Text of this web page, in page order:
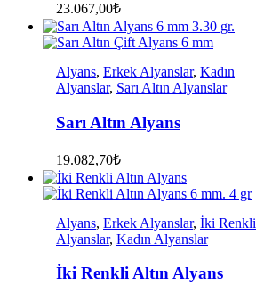
23.067,00₺
Alyans, Erkek Alyanslar, Kadın
Alyanslar, Sarı Altın Alyanslar
Sarı Altın Alyans
19.082,70₺
Alyans, Erkek Alyanslar, İki Renkli
Alyanslar, Kadın Alyanslar
İki Renkli Altın Alyans